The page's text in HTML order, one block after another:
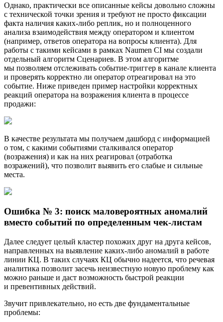
Однако, практически все описанные кейсы довольно сложны
с технической точки зрения и требуют не просто фиксации
факта наличия каких-либо реплик, но и полноценного
анализа взаимодействия между оператором и клиентом
(например, ответов оператора на вопросы клиента). Для
работы с такими кейсами в рамках Naumen CI мы создали
отдельный алгоритм Сценариев. В этом алгоритме
мы позволяем отслеживать событие-триггер в канале клиента
и проверять корректно ли оператор отреагировал на это
событие. Ниже приведен пример настройки корректных
реакций оператора на возражения клиента в процессе
продажи:
В качестве результата мы получаем дашборд с информацией
о том, с какими событиями сталкивался оператор
(возражения) и как на них реагировал (отработка
возражений), что позволит выявить его слабые и сильные
места.
Ошибка № 3: поиск маловероятных аномалий
вместо событий по определенным чек-листам
Далее следует целый кластер похожих друг на друга кейсов,
направленных на выявление каких-либо аномалий в работе
линии КЦ. В таких случаях КЦ обычно надеется, что речевая
аналитика позволит засечь неизвестную новую проблему как
можно раньше и даст возможность быстрой реакции
и превентивных действий.
Звучит привлекательно, но есть две фундаментальные
проблемы: